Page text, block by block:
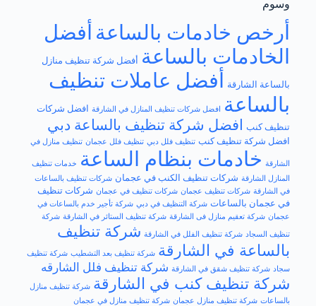
وسوم
أرخص خادمات بالساعة أفضل
الخادمات بالساعة أفضل شركة تنظيف منازل
بالساعة الشارقة
أفضل عاملات تنظيف
بالساعة
افضل شركات تنظيف المنازل في الشارقة
افضل شركات
تنظيف كنب
افضل شركة تنظيف بالساعة دبي
افضل​ شركة تنظيف كنب تنظيف فلل دبي تنظيف فلل عجمان تنظيف منازل في
الشارقة خادمات بنظام الساعة
خدمات تنظيف
المنازل الشارقة شركات تنظيف الكنب في عجمان شركات تنظيف بالساعات
في الشارقة شركات تنظيف عجمان شركات تنظيف في عجمان شركات تنظيف
في عجمان بالساعات شركة التنظيف في دبي شركة تأجير خدم بالساعات في
عجمان شركة تعقيم منازل فى الشارقة شركة تنظيف الستائر في الشارقة شركة
تنظيف السجاد شركة تنظيف الفلل في الشارقة شركة تنظيف
بالساعة في الشارقة شركة تنظيف بعد التشطيب شركة تنظيف
سجاد شركة تنظيف شقق في الشارقة شركة تنظيف فلل الشارقه
شركة تنظيف كنب في الشارقة شركة تنظيف منازل
بالساعات شركة تنظيف منازل عجمان شركة تنظيف منازل في عجمان